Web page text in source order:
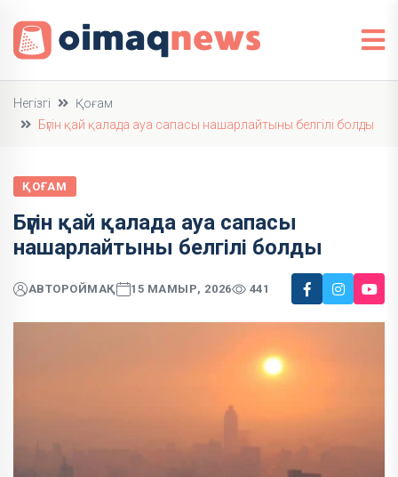
Негізгі
Қоғам
Бүгін қай қалада ауа сапасы нашарлайтыны белгілі болды
ҚОҒАМ
Бүгін қай қалада ауа сапасы
нашарлайтыны белгілі болды
АВТОРОЙМАҚ 15 МАМЫР, 2026 441